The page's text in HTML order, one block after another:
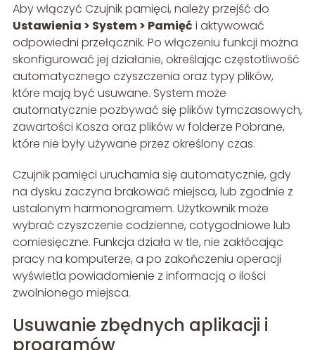
Aby włączyć Czujnik pamięci, należy przejść do
Ustawienia > System > Pamięć i aktywować
odpowiedni przełącznik. Po włączeniu funkcji można
skonfigurować jej działanie, określając częstotliwość
automatycznego czyszczenia oraz typy plików,
które mają być usuwane. System może
automatycznie pozbywać się plików tymczasowych,
zawartości Kosza oraz plików w folderze Pobrane,
które nie były używane przez określony czas.
Czujnik pamięci uruchamia się automatycznie, gdy
na dysku zaczyna brakować miejsca, lub zgodnie z
ustalonym harmonogramem. Użytkownik może
wybrać czyszczenie codzienne, cotygodniowe lub
comiesięczne. Funkcja działa w tle, nie zakłócając
pracy na komputerze, a po zakończeniu operacji
wyświetla powiadomienie z informacją o ilości
zwolnionego miejsca.
Usuwanie zbędnych aplikacji i
programów